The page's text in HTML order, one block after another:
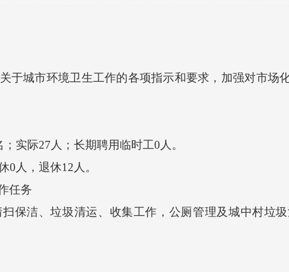
城市环境卫生工作的各项指示和要求，加强对市场
际27人；长期聘用临时工0人。
人，退休12人。
任务
洁、垃圾清运、收集工作，公厕管理及城中村垃圾